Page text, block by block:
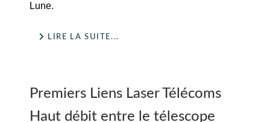
Lune.
LIRE LA SUITE...
Premiers Liens Laser Télécoms
Haut débit entre le télescope